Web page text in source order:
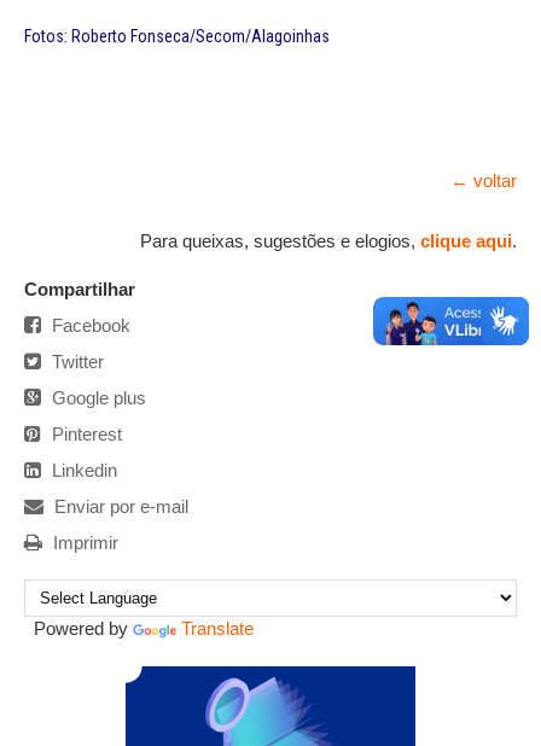
Fotos: Roberto Fonseca/Secom/Alagoinhas
← voltar
Para queixas, sugestões e elogios, clique aqui.
Compartilhar
Facebook
Twitter
Google plus
Pinterest
Linkedin
Enviar por e-mail
Imprimir
Powered by Translate